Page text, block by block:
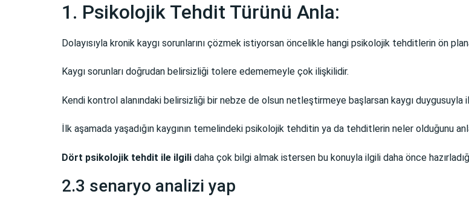
1. Psikolojik Tehdit Türünü Anla:
Dolayısıyla kronik kaygı sorunlarını çözmek istiyorsan öncelikle hangi psikolojik tehditlerin ön
Kaygı sorunları doğrudan belirsizliği tolere edememeyle çok ilişkilidir.
Kendi kontrol alanındaki belirsizliği bir nebze de olsun netleştirmeye başlarsan kaygı duygusuyla
İlk aşamada yaşadığın kaygının temelindeki psikolojik tehditin ya da tehditlerin neler olduğunu
Dört psikolojik tehdit ile ilgili daha çok bilgi almak istersen bu konuyla ilgili daha önce
2.3 senaryo analizi yap